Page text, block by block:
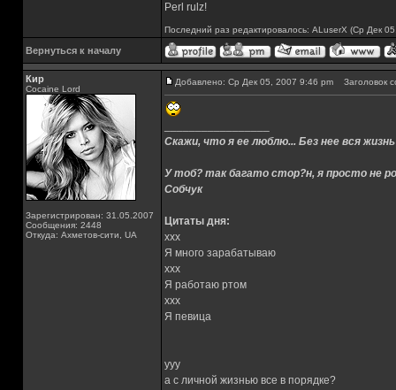
Perl rulz!
Последний раз редактировалось: ALuserX (Ср Дек
Вернуться к началу
Кир
Cocaine Lord
Зарегистрирован: 31.05.2007
Сообщения: 2448
Откуда: Ахметов-сити, UA
Добавлено: Ср Дек 05, 2007 9:46 pm Заголовок
Скажи, что я ее люблю... Без нее вся
У тоб? так багато стор?н, я просто не
Собчук
Цитаты дня:
xxx
Я много зарабатываю
xxx
Я работаю ртом
xxx
Я певица
yyy
а с личной жизнью все в порядке?